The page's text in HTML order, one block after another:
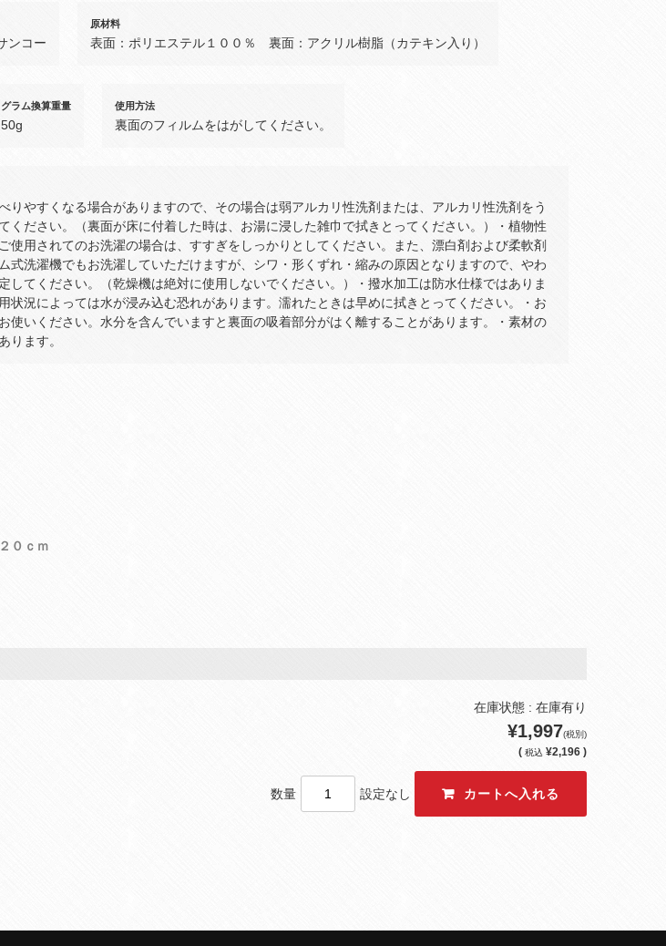
ンコー
原材料
表面：ポリエステル１００％ 裏面：アクリル樹脂（カテキン入り）
グラム換算重量
50g
使用方法
裏面のフィルムをはがしてください。
りやすくなる場合がありますので、その場合は弱アルカリ性洗剤または、アルカリ性洗剤をう
ください。（裏面が床に付着した時は、お湯に浸した雑巾で拭きとってください。）・植物性
使用されてのお洗濯の場合は、すすぎをしっかりとしてください。また、漂白剤および柔軟剤
式洗濯機でもお洗濯していただけますが、シワ・形くずれ・縮みの原因となりますので、やわ
してください。（乾燥機は絶対に使用しないでください。）・撥水加工は防水仕様ではありま
状況によっては水が浸み込む恐れがあります。濡れたときは早めに拭きとってください。・お
使いください。水分を含んでいますと裏面の吸着部分がはく離することがあります。・素材の
ります。
０ｃｍ
在庫状態 : 在庫有り
¥1,997(税別)
( 税込 ¥2,196 )
数量 設定なし